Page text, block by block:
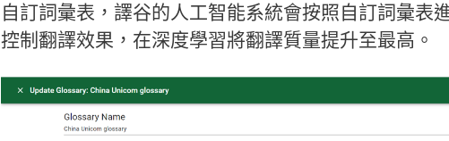
自訂詞彙表，譯谷的人工智能系統會按照自訂詞彙表
控制翻譯效果，在深度學習將翻譯質量提升至最高。